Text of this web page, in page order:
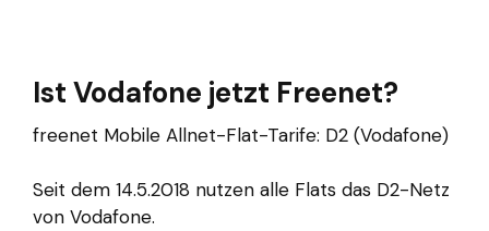
Ist Vodafone jetzt Freenet?
freenet Mobile Allnet-Flat-Tarife: D2 (Vodafone)
Seit dem 14.5.2018 nutzen alle Flats das D2-Netz
von Vodafone.